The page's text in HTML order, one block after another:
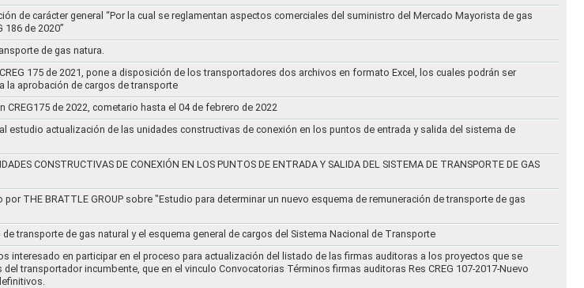
de carácter general “Por la cual se reglamentan aspectos comerciales del suministro del Mercado Mayorista de gas
186 de 2020”
de gas natura.
175 de 2021, pone a disposición de los transportadores dos archivos en formato Excel, los cuales podrán ser
la aprobación de cargos de transporte
de 2022, cometario hasta el 04 de febrero de 2022
estudio actualización de las unidades constructivas de conexión en los puntos de entrada y salida del sistema de
CONSTRUCTIVAS DE CONEXIÓN EN LOS PUNTOS DE ENTRADA Y SALIDA DEL SISTEMA DE TRANSPORTE DE GAS
THE BRATTLE GROUP sobre "Estudio para determinar un nuevo esquema de remuneración de transporte de gas
transporte de gas natural y el esquema general de cargos del Sistema Nacional de Transporte
interesado en participar en el proceso para actualización del listado de las firmas auditoras a los proyectos que se
transportador incumbente, que en el vinculo Convocatorias Términos firmas auditoras Res CREG 107-2017-Nuevo